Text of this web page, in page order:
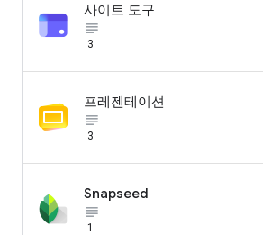
사이트 도구
subject_black
3
프레젠테이션
subject_black
3
Snapseed
subject_black
1